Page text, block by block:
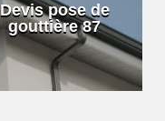
Devis pose de
gouttière 87